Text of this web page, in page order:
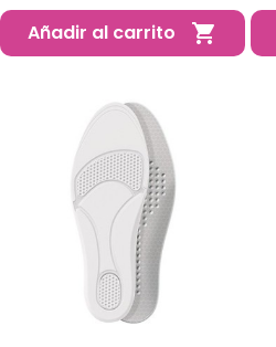
Añadir al carrito
